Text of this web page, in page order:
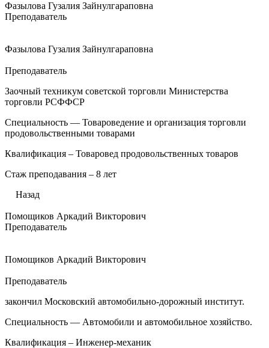
Фазылова Гузалия Зайнулгараповна
Преподаватель
Фазылова Гузалия Зайнулгараповна
Преподаватель
Заочный техникум советской торговли Министерства
торговли РСФФСР
Специальность — Товароведение и организация торговли
продовольственными товарами
Квалификация – Товаровед продовольственных товаров
Стаж преподавания – 8 лет
Назад
Помощиков Аркадий Викторович
Преподаватель
Помощиков Аркадий Викторович
Преподаватель
закончил Московский автомобильно-дорожный институт.
Специальность — Автомобили и автомобильное хозяйство.
Квалификация – Инженер-механик